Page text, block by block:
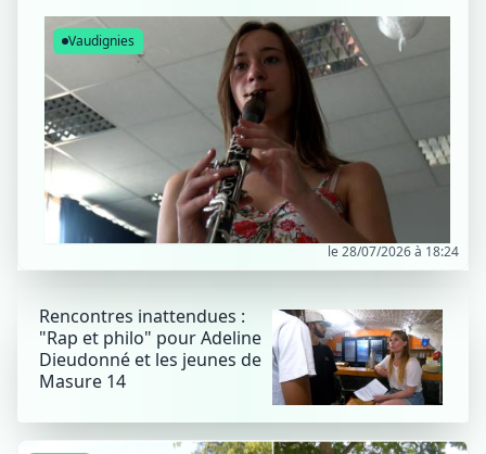
le 28/07/2026 à 18:24
Vaudignies
Rencontres inattendues :
"Rap et philo" pour Adeline
Dieudonné et les jeunes de
Masure 14